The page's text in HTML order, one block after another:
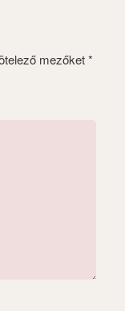
mezőket*